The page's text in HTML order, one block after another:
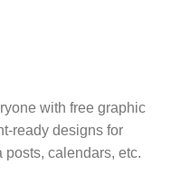
with free graphic
ready designs for
calendars, etc.